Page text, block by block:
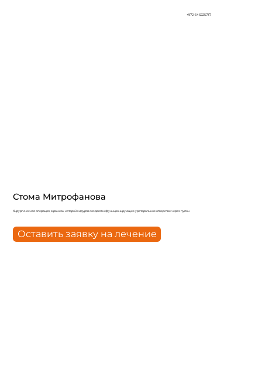
+972-546225737
Стома Митрофанова
Хирургическая операция, в рамках которой хирурги создают нефункционирующее уретеральное отверстие через пупок.
Оставить заявку на лечение